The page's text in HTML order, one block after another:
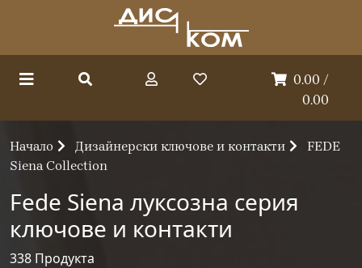
0.00 /
0.00
Начало Дизайнерски ключове и контакти
FEDE
Siena Collection
Fede Siena луксозна серия
ключове и контакти
338 Продукта